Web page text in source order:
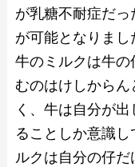
が乳糖不耐症だっ
が可能となりまし
牛のミルクは牛
むのはけしから
く、牛は自分が
ることしか意識し
ルクは自分の仔だ